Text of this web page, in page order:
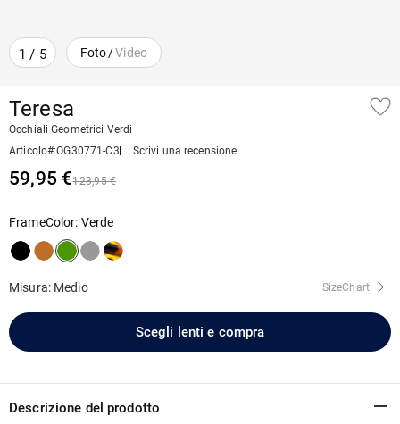
1 / 5 Foto/Video
Teresa
Occhiali Geometrici Verdi
Articolo#:OG30771-C3 Scrivi una recensione
59,95 €123,95 €
FrameColor: Verde
Misura: Medio SizeChart
Scegli lenti e compra
Descrizione del prodotto